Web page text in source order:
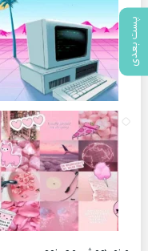
پست بعدی